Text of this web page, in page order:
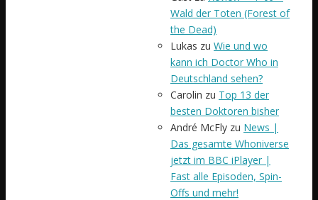
Wald der Toten (Forest of
the Dead)
Lukas zu Wie und wo
kann ich Doctor Who in
Deutschland sehen?
Carolin zu Top 13 der
besten Doktoren bisher
André McFly zu News |
Das gesamte Whoniverse
jetzt im BBC iPlayer |
Fast alle Episoden, Spin-
Offs und mehr!